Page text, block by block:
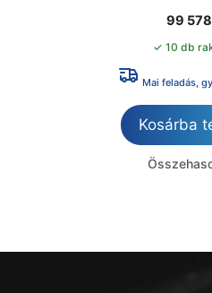
99 578
✓ 10 db
Mai feladás,
Kosárba